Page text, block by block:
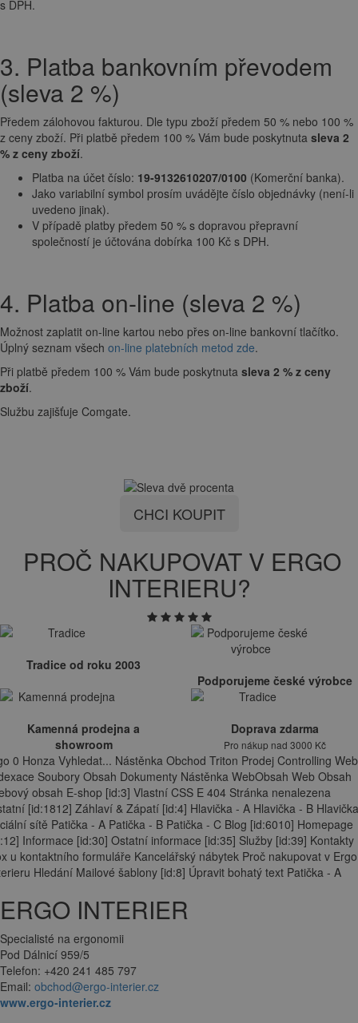
s DPH.
3. Platba bankovním převodem
(sleva 2 %)
Předem zálohovou fakturou. Dle typu zboží předem 50 % nebo 100 %
z ceny zboží. Při platbě předem 100 % Vám bude poskytnuta sleva 2
% z ceny zboží.
Platba na účet číslo: 19-9132610207/0100 (Komerční banka).
Jako variabilní symbol prosím uvádějte číslo objednávky (není-li
uvedeno jinak).
V případě platby předem 50 % s dopravou přepravní
společností je účtována dobírka 100 Kč s DPH.
4. Platba on-line (sleva 2 %)
Možnost zaplatit on-line kartou nebo přes on-line bankovní tlačítko.
Úplný seznam všech on-line platebních metod zde.
Při platbě předem 100 % Vám bude poskytnuta sleva 2 % z ceny
zboží.
Službu zajišťuje Comgate.
CHCI KOUPIT
PROČ NAKUPOVAT V ERGO
INTERIERU?
Tradice od roku 2003
Podporujeme české výrobce
Kamenná prodejna a
showroom
Doprava zdarma
Pro nákup nad 3000 Kč
0 Honza Vyhledat... Nástěnka Obchod Triton Prodej Controlling Web
Soubory Obsah Dokumenty Nástěnka WebObsah Web Obsah
obsah E-shop [id:3] Vlastní CSS E 404 Stránka nenalezena
[id:1812] Záhlaví & Zápatí [id:4] Hlavička - A Hlavička - B
sítě Patička - A Patička - B Patička - C Blog [id:6010] Homepage
Informace [id:30] Ostatní informace [id:35] Služby [id:39] Kontakty
u kontaktního formuláře Kancelářský nábytek Proč nakupovat v Ergo
Hledání Mailové šablony [id:8] Úpravit bohatý text Patička - A
ERGO INTERIER
Specialisté na ergonomii
Pod Dálnicí 959/5
Telefon: +420 241 485 797
Email: obchod@ergo-interier.cz
www.ergo-interier.cz